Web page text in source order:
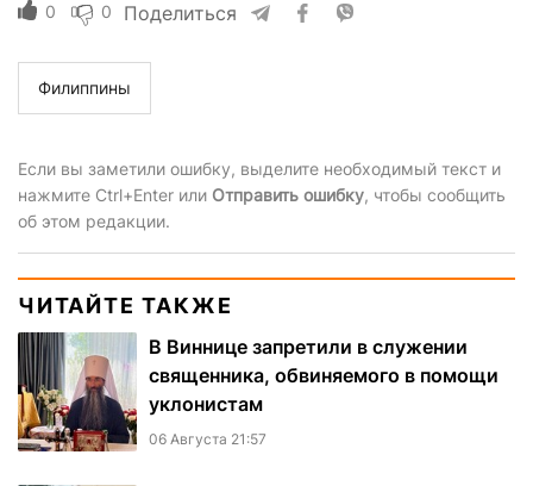
0 0 Поделиться
Филиппины
Если вы заметили ошибку, выделите необходимый текст и
нажмите Ctrl+Enter или Отправить ошибку, чтобы сообщить
об этом редакции.
ЧИТАЙТЕ ТАКЖЕ
В Виннице запретили в служении
священника, обвиняемого в помощи
уклонистам
06 Августа 21:57